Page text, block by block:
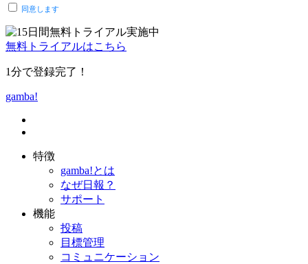
同意します
無料トライアルはこちら
1分で登録完了！
gamba!
特徴
gamba!とは
なぜ日報？
サポート
機能
投稿
目標管理
コミュニケーション